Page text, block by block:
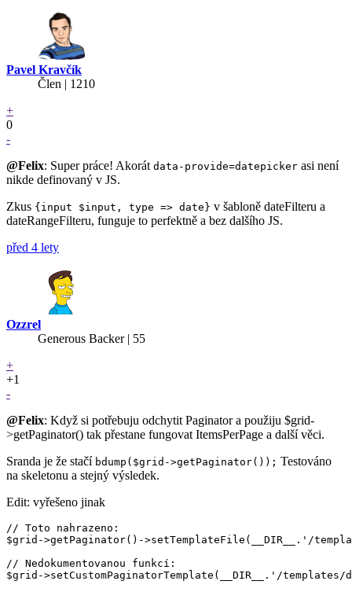
Pavel Kravčík
Člen | 1210
+
0
-
@Felix: Super práce! Akorát data-provide=datepicker asi není
nikde definovaný v JS.
Zkus {input $input, type => date} v šabloně dateFilteru a
dateRangeFilteru, funguje to perfektně a bez dalšího JS.
před 4 lety
Ozzrel
Generous Backer| 55
+
+1
-
@Felix: Když si potřebuju odchytit Paginator a použiju $grid-
>getPaginator() tak přestane fungovat ItemsPerPage a další věci.
Sranda je že stačí bdump($grid->getPaginator()); Testováno
na skeletonu a stejný výsledek.
Edit: vyřešeno jinak
// Toto nahrazeno:
$grid->getPaginator()->setTemplateFile(__DIR__.'/
// Nedokumentovanou funkcí: